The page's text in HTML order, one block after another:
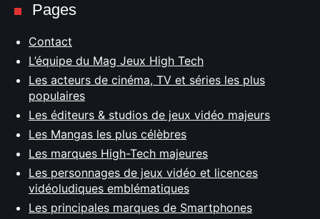
Pages
Contact
L’équipe du Mag Jeux High Tech
Les acteurs de cinéma, TV et séries les plus
populaires
Les éditeurs & studios de jeux vidéo majeurs
Les Mangas les plus célèbres
Les marques High-Tech majeures
Les personnages de jeux vidéo et licences
vidéoludiques emblématiques
Les principales marques de Smartphones